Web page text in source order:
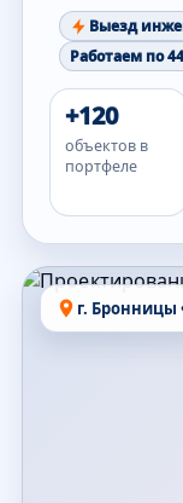
Выезд
Работаем по
+120
объектов в
портфеле
г. Бронницы